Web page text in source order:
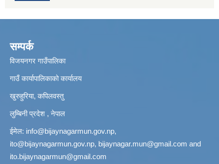
सम्पर्क
विजयनगर गाउँपालिका
गाउँ कार्यापालिकाको कार्यालय
खुरुहुरिया, कपिलवस्तु
लुम्बिनी प्रदेश , नेपाल
ईमेल: info@bijaynagarmun.gov.np,
ito@bijaynagarmun.gov.np, bijaynagar.mun@gmail.com and
ito.bijaynagarmun@gmail.com